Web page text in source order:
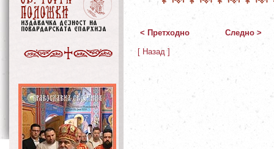
< Претходно Следно >
[ Назад ]